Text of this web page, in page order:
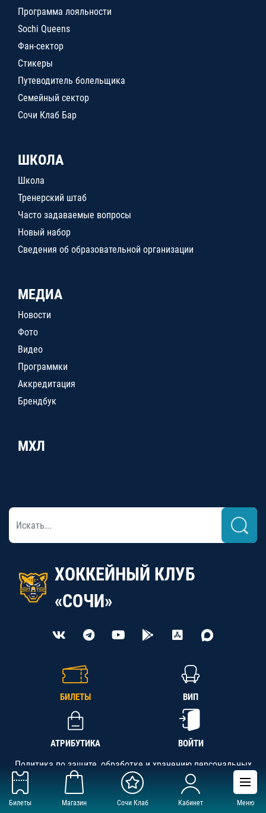
Билеты Магазин Сочи Клаб Кабинет Меню
Программа лояльности
Sochi Queens
Фан-сектор
Стикеры
Путеводитель болельщика
Семейный сектор
Сочи Клаб Бар
ШКОЛА
Школа
Тренерский штаб
Часто задаваемые вопросы
Новый набор
Сведения об образовательной организации
МЕДИА
Новости
Фото
Видео
Программки
Аккредитация
Брендбук
МХЛ
ХОККЕЙНЫЙ КЛУБ
«СОЧИ»
БИЛЕТЫ ВИП
АТРИБУТИКА ВОЙТИ
Политика по защите, обработке и хранению персональных
данных
АНО «СК «Кубань-Регион», ОГРН 1142300002349,